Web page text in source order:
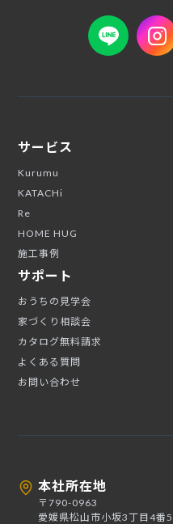
サービス
Kurumu
KATACHi
Re
HOME HUG
施工事例
サポート
おうちの見学会
家づくり相談会
カタログ無料請求
よくある質問
お問い合わせ
本社所在地
〒790-0963
愛媛県松山市小坂3丁目4番